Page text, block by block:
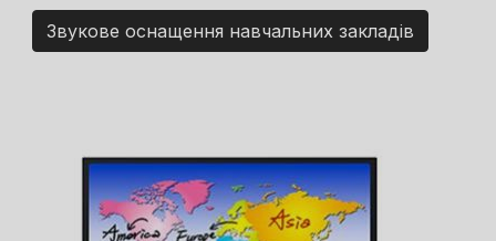
Звукове оснащення навчальних закладів